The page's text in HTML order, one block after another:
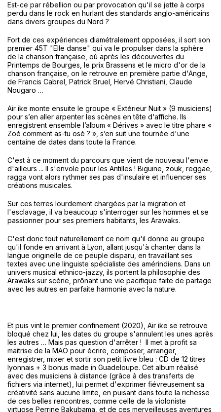
Est-ce par rébellion ou par provocation qu'il se jette à corps
perdu dans le rock en hurlant des standards anglo-américains
dans divers groupes du Nord ?
Fort de ces expériences diamétralement opposées, il sort son
premier 45T "Elle danse" qui va le propulser dans la sphère
de la chanson française, où après les découvertes du
Printemps de Bourges, le prix Brassens et le micro d'or de la
chanson française, on le retrouve en première partie d'Ange,
de Francis Cabrel, Patrick Bruel, Hervé Christiani, Claude
Nougaro …
Air ike monte ensuite le groupe « Extérieur Nuit » (9 musiciens)
pour s’en aller arpenter les scènes en tête d‘affiche. Ils
enregistrent ensemble l’album « Dérives » avec le titre phare «
Zoé comment as-tu osé ? », s’en suit une tournée d'une
centaine de dates dans toute la France.
C'est à ce moment du parcours que vient de nouveau l'envie
d'ailleurs ... Il s'envole pour les Antilles ! Biguine, zouk, reggae,
ragga vont alors rythmer ses pas d'insulaire et influencer ses
créations musicales.
Sur ces terres lourdement chargées par la migration et
l'esclavage, il va beaucoup s'interroger sur les hommes et se
passionner pour ses premiers habitants, les Arawaks.
C'est donc tout naturellement ce nom qu'il donne au groupe
qu'il fonde en arrivant à Lyon, allant jusqu'à chanter dans la
langue originelle de ce peuple disparu, en travaillant ses
textes avec une linguiste spécialiste des amérindiens. Dans un
univers musical ethnico-jazzy, ils portent la philosophie des
Arawaks sur scène, prônant une vie pacifique faite de partage
avec les autres en parfaite harmonie avec la nature.
Et puis vint le premier confinement (2020), Air ike se retrouve
bloqué chez lui, les dates du groupe s'annulent les unes après
les autres … Mais pas question d'arrêter ! Il met à profit sa
maitrise de la MAO pour écrire, composer, arranger,
enregistrer, mixer et sortir son petit livre bleu : CD de 12 titres
lyonnais + 3 bonus made in Guadeloupe. Cet album réalisé
avec des musiciens à distance (grâce à des transferts de
fichiers via internet), lui permet d'exprimer fiévreusement sa
créativité sans aucune limite, en puisant dans toute la richesse
de ces belles rencontres, comme celle de la violoniste
virtuose Perrine Bakubama, et de ces merveilleuses aventures